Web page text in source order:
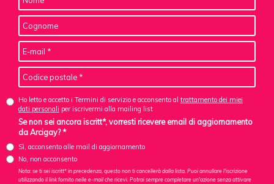
Ho letto e accetto i Termini di servizio e acconsento al trattamento dei miei
dati personali per iscrivermi alla mailing list
Se non sei ancora iscritt*, vorresti ricevere email di aggiornamento
da Arcigay? *
Sì, acconsento alle mail di aggiornamento
No, non acconsento
Nota: se ti sei iscritt* in precedenza, questo non ti cancellerà dalla lista. Puoi annullare l'iscrizione
utilizzando il link fornito nelle e-mail che ricevi. Potrai sempre completare un'azione senza attivare